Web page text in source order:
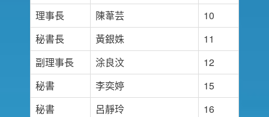
理事長
陳葦芸
10
秘書長
黃銀姝
11
副理事長
涂良汶
12
秘書
李奕婷
15
秘書
呂靜玲
16